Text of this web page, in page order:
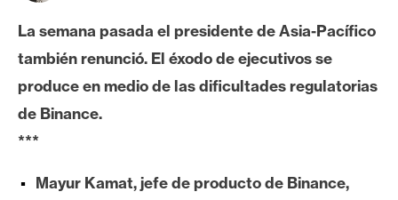
t
c
o
i
n
E
La semana pasada el presidente de Asia-Pacífico
también renunció. El éxodo de ejecutivos se
produce en medio de las dificultades regulatorias
de Binance.
***
Mayur Kamat, jefe de producto de Binance,